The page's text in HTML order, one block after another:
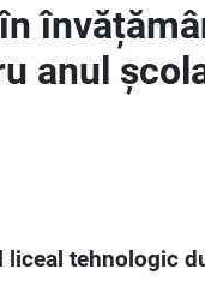
anul
tehnologic